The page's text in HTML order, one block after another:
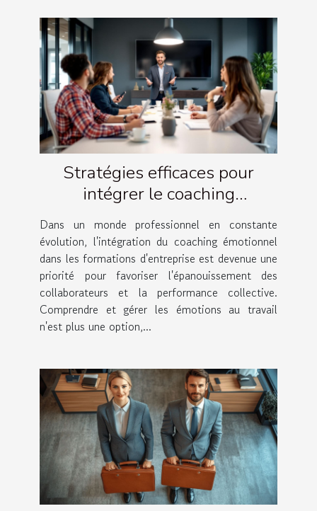
Stratégies efficaces pour
intégrer le coaching
émotionnel dans les
formations d'entreprise
Dans un monde professionnel en constante
évolution, l'intégration du coaching émotionnel
dans les formations d'entreprise est devenue une
priorité pour favoriser l'épanouissement des
collaborateurs et la performance collective.
Comprendre et gérer les émotions au travail
n'est plus une option,...